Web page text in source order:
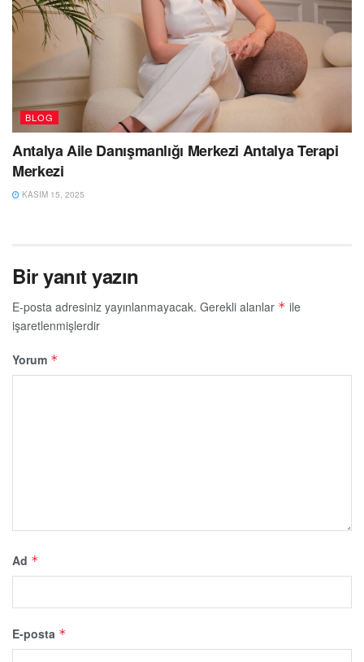
BLOG
Antalya Aile Danışmanlığı Merkezi Antalya Terapi
Merkezi
KASIM 15, 2025
Bir yanıt yazın
E-posta adresiniz yayınlanmayacak. Gerekli alanlar * ile
işaretlenmişlerdir
Yorum *
Ad *
E-posta *